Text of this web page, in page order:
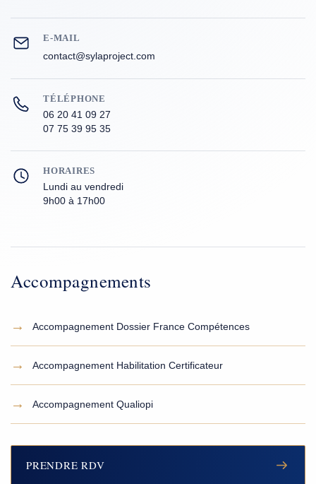
E-MAIL
contact@sylaproject.com
TÉLÉPHONE
06 20 41 09 27
07 75 39 95 35
HORAIRES
Lundi au vendredi
9h00 à 17h00
Accompagnements
→ Accompagnement Dossier France Compétences
→ Accompagnement Habilitation Certificateur
→ Accompagnement Qualiopi
PRENDRE RDV